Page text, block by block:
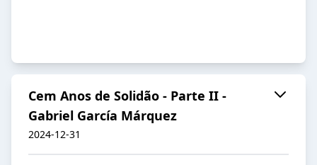
Cem Anos de Solidão - Parte II -
Gabriel García Márquez
2024-12-31